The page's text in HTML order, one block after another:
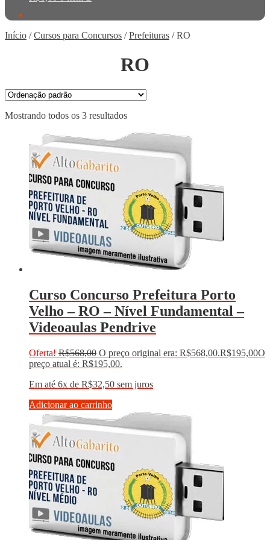
Início /Cursos para Concursos /Prefeituras /RO
RO
Mostrando todos os 3 resultados
Curso Concurso Prefeitura Porto
Velho – RO – Nível Fundamental –
Videoaulas Pendrive
Oferta! R$568,00 O preço original era: R$568,00.R$195,00O
preço atual é: R$195,00.
Em até 6x de R$32,50 sem juros
Adicionar ao carrinho